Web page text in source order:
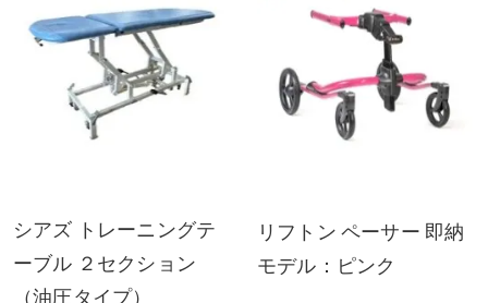
シアズ トレーニングテ
ーブル ２セクション
（油圧タイプ）
リフトン ペーサー 即納
モデル：ピンク